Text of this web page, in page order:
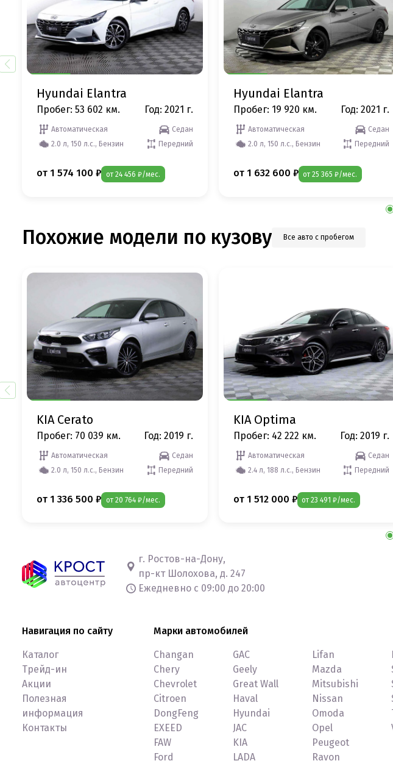
Hyundai Elantra
Пробег: 53 602 км. Год: 2021 г.
Автоматическая
Седан
2.0 л, 150 л.с., Бензин
Передний
от 1 574 100 ₽ от 24 456 ₽/мес.
Hyundai Elantra
Пробег: 19 920 км. Год: 2021 г.
Автоматическая
Седан
2.0 л, 150 л.с., Бензин
Передний
от 1 632 600 ₽ от 25 365 ₽/мес.
Похожие модели по кузову Все авто с пробегом
KIA Cerato
Пробег: 70 039 км. Год: 2019 г.
Автоматическая
Седан
2.0 л, 150 л.с., Бензин
Передний
от 1 336 500 ₽ от 20 764 ₽/мес.
KIA Optima
Пробег: 42 222 км. Год: 2019 г.
Автоматическая
Седан
2.4 л, 188 л.с., Бензин
Передний
от 1 512 000 ₽ от 23 491 ₽/мес.
г. Ростов-на-Дону,
пр-кт Шолохова, д. 247
Ежедневно с 09:00 до 20:00
Навигация по сайту
Каталог
Трейд-ин
Акции
Полезная
информация
Контакты
Марки автомобилей
Changan
Chery
Chevrolet
Citroen
DongFeng
EXEED
FAW
Ford
GAC
Geely
Great Wall
Haval
Hyundai
JAC
KIA
LADA
Lifan
Mazda
Mitsubishi
Nissan
Omoda
Opel
Peugeot
Ravon